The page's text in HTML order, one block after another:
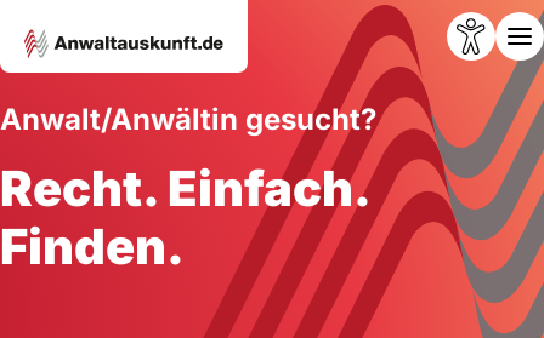
Anwalt/Anwältin gesucht?
Recht. Einfach.
Finden.